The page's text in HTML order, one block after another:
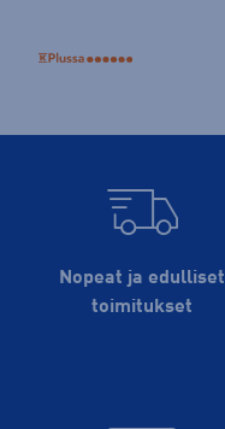
Nopeat ja edulliset
toimitukset